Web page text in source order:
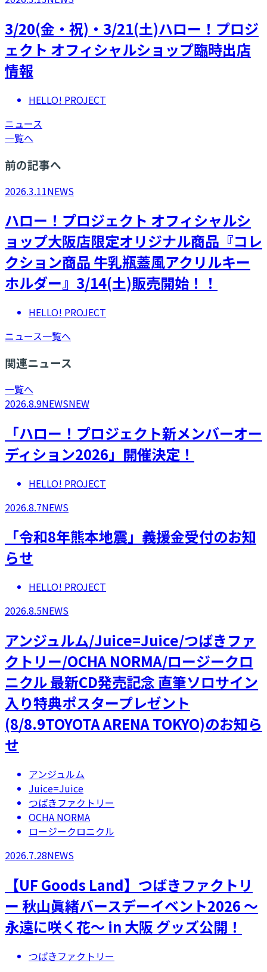
3/20(金・祝)・3/21(土)ハロー！プロジ
ェクト オフィシャルショップ臨時出店
情報
HELLO! PROJECT
ニュース
一覧へ
前の記事へ
2026.3.11NEWS
ハロー！プロジェクト オフィシャルシ
ョップ大阪店限定オリジナル商品『コレ
クション商品 牛乳瓶蓋風アクリルキー
ホルダー』3/14(土)販売開始！！
HELLO! PROJECT
ニュース一覧へ
関連ニュース
一覧へ
2026.8.9NEWSNEW
「ハロー！プロジェクト新メンバーオー
ディション2026」開催決定！
HELLO! PROJECT
2026.8.7NEWS
「令和8年熊本地震」義援金受付のお知
らせ
HELLO! PROJECT
2026.8.5NEWS
アンジュルム/Juice=Juice/つばきファ
クトリー/OCHA NORMA/ロージークロ
ニクル 最新CD発売記念 直筆ソロサイン
入り特典ポスタープレゼント
(8/8.9TOYOTA ARENA TOKYO)のお知ら
せ
アンジュルム
Juice=Juice
つばきファクトリー
OCHA NORMA
ロージークロニクル
2026.7.28NEWS
【UF Goods Land】つばきファクトリ
ー 秋山眞緒バースデーイベント2026 ～
永遠に咲く花～ in 大阪 グッズ公開！
つばきファクトリー